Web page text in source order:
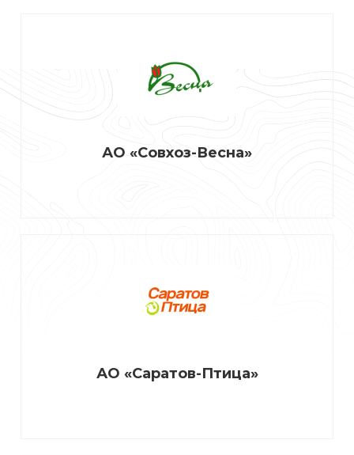
АО «Совхоз-Весна»
АО «Саратов-Птица»